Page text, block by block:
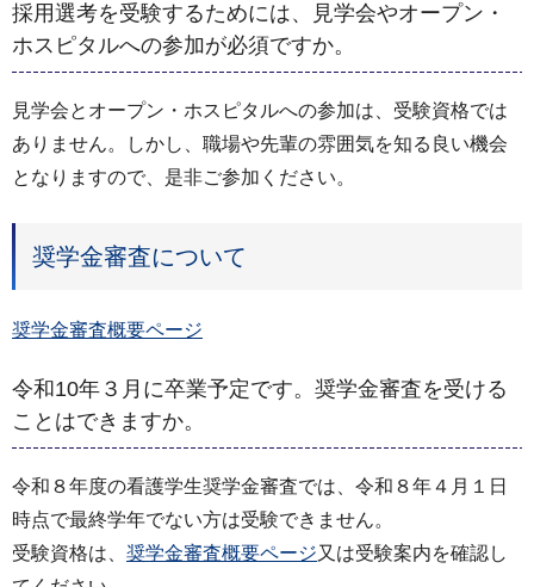
採用選考を受験するためには、見学会やオープン・
ホスピタルへの参加が必須ですか。
見学会とオープン・ホスピタルへの参加は、受験資格では
ありません。しかし、職場や先輩の雰囲気を知る良い機会
となりますので、是非ご参加ください。
奨学金審査について
奨学金審査概要ページ
令和10年３月に卒業予定です。奨学金審査を受ける
ことはできますか。
令和８年度の看護学生奨学金審査では、令和８年４月１日
時点で最終学年でない方は受験できません。
受験資格は、 奨学金審査概要ページ又は受験案内を確認し